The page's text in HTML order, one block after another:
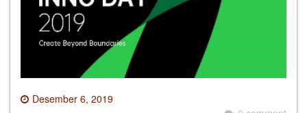
Desember 6, 2019